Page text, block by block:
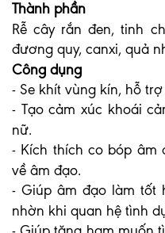
Thành phần
Rễ cây rắn đen, tinh
đương quy, canxi, quả
Công dụng
- Se khít vùng kín, hỗ
- Tạo cảm xúc khoái
nữ.
- Kích thích co bóp âm
về âm đạo.
- Giúp âm đạo làm tốt
nhờn khi quan hệ tình